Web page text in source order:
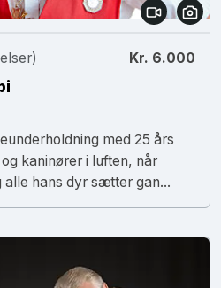
Kr. 6.000
med 25 års
kaninører i luften, når
alle hans dyr sætter gan...